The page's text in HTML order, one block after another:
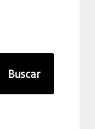
Buscar